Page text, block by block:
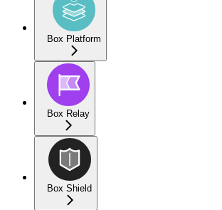
Box Platform
Box Relay
Box Shield